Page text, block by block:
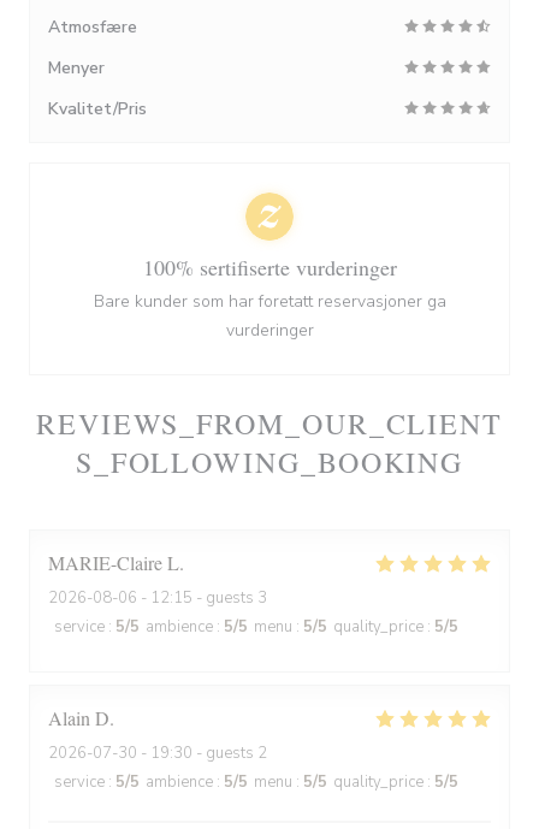
REVIEWS_FROM_OUR_CLIENT
S_FOLLOWING_BOOKING
MARIE-ClaireL
2026-08-06 - 12:15 - guests 3
service : 5/5 ambience : 5/5 menu : 5/5 quality_price : 5/5
Alain D
2026-07-30 - 19:30 - guests 2
service : 5/5 ambience : 5/5 menu : 5/5 quality_price : 5/5
Atmosfære
Menyer
Kvalitet/Pris
100% sertifiserte vurderinger
Bare kunder som har foretatt reservasjoner ga
vurderinger